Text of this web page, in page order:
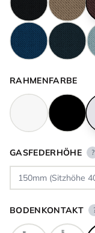
RAHMENFARBE
GASFEDERHÖHE ?
BODENKONTAKT